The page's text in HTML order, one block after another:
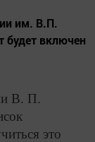
им. В.П.
будет включен
В. П.
это